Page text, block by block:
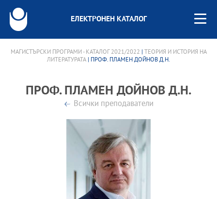
ЕЛЕКТРОНЕН КАТАЛОГ
МАГИСТЪРСКИ ПРОГРАМИ - КАТАЛОГ 2021/2022
ТЕОРИЯ И ИСТОРИЯ НА
ЛИТЕРАТУРАТА | ПРОФ. ПЛАМЕН ДОЙНОВ Д.Н.
ПРОФ. ПЛАМЕН ДОЙНОВ Д.Н.
Всички преподаватели